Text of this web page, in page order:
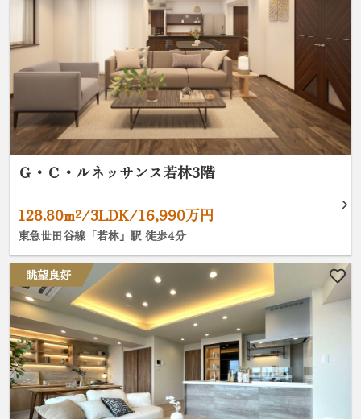
Ｇ・Ｃ・ルネッサンス若林3階
128.80m²/3LDK/16,990万円
東急世田谷線「若林」駅 徒歩4分
眺望良好